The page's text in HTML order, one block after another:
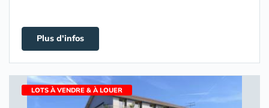
Plus d'infos
LOTS À VENDRE & À LOUER